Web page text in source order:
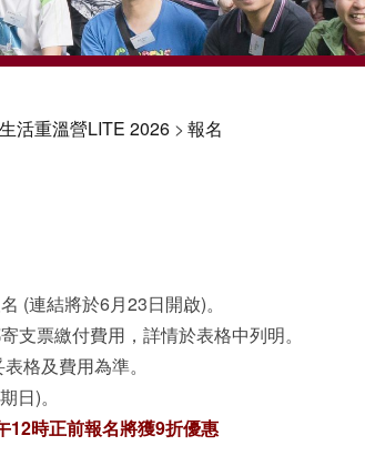
活重溫營LITE 2026 > 報名
(連結將於6月23日開啟)。
支票繳付費用，詳情於表格中列明。
格及費用為準。
日)。
12時正前報名將獲9折優惠